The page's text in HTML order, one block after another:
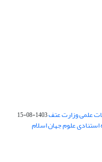
علمی وزارت عتف1403-08-15
استنادی علوم جهان اسلام